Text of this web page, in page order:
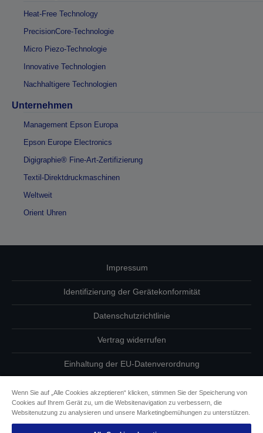
Heat-Free Technology
PrecisionCore-Technologie
Micro Piezo-Technologie
Innovative Technologien
Nachhaltigere Technologien
Unternehmen
Management Epson Europa
Epson Europe Electronics
Digigraphie® Fine-Art-Zertifizierung
Textil-Direktdruckmaschinen
Weltweit
Orient Uhren
Impressum
Identifizierung der Gerätekonformität
Datenschutzrichtlinie
Vertrag widerrufen
Einhaltung der EU-Datenverordnung
Informationen zu Cookies
Wenn Sie auf „Alle Cookies akzeptieren“ klicken, stimmen Sie der Speicherung von
Cookies auf Ihrem Gerät zu, um die Websitenavigation zu verbessern, die
Websitenutzung zu analysieren und unsere Marketingbemühungen zu unterstützen.